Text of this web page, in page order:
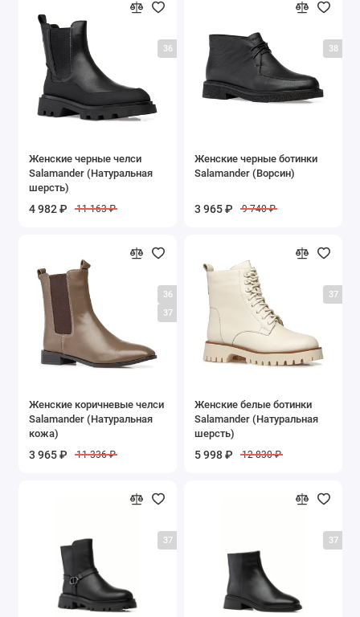
Женские черные челси
Salamander (Натуральная
шерсть)
36
4 982 ₽ 11 163 ₽
Женские черные ботинки
Salamander (Ворсин)
38
3 965 ₽ 9 740 ₽
Женские коричневые челси
Salamander (Натуральная
кожа)
36
37
3 965 ₽ 11 336 ₽
Женские белые ботинки
Salamander (Натуральная
шерсть)
37
5 998 ₽ 12 830 ₽
37 37